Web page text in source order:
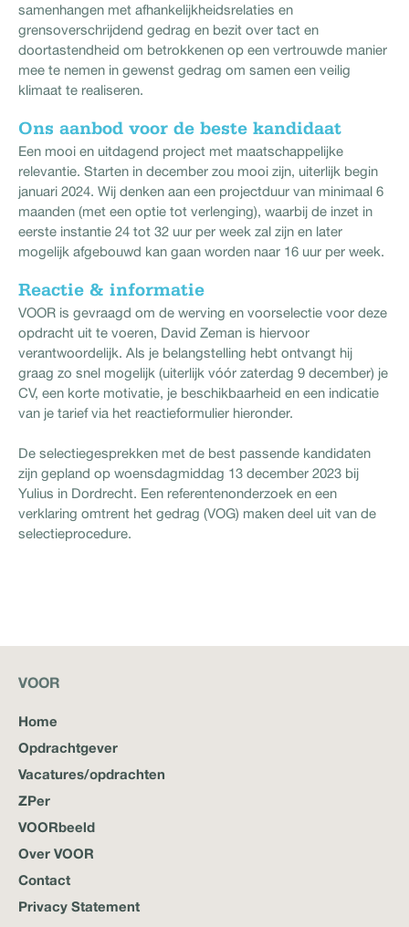
samenhangen met afhankelijkheidsrelaties en
grensoverschrijdend gedrag en bezit over tact en
doortastendheid om betrokkenen op een vertrouwde manier
mee te nemen in gewenst gedrag om samen een veilig
klimaat te realiseren.
Ons aanbod voor de beste kandidaat
Een mooi en uitdagend project met maatschappelijke
relevantie. Starten in december zou mooi zijn, uiterlijk begin
januari 2024. Wij denken aan een projectduur van minimaal 6
maanden (met een optie tot verlenging), waarbij de inzet in
eerste instantie 24 tot 32 uur per week zal zijn en later
mogelijk afgebouwd kan gaan worden naar 16 uur per week.
Reactie & informatie
VOOR is gevraagd om de werving en voorselectie voor deze
opdracht uit te voeren, David Zeman is hiervoor
verantwoordelijk. Als je belangstelling hebt ontvangt hij
graag zo snel mogelijk (uiterlijk vóór zaterdag 9 december) je
CV, een korte motivatie, je beschikbaarheid en een indicatie
van je tarief via het reactieformulier hieronder.
De selectiegesprekken met de best passende kandidaten
zijn gepland op woensdagmiddag 13 december 2023 bij
Yulius in Dordrecht. Een referentenonderzoek en een
verklaring omtrent het gedrag (VOG) maken deel uit van de
selectieprocedure.
VOOR
Home
Opdrachtgever
Vacatures/opdrachten
ZPer
VOORbeeld
Over VOOR
Contact
Privacy Statement